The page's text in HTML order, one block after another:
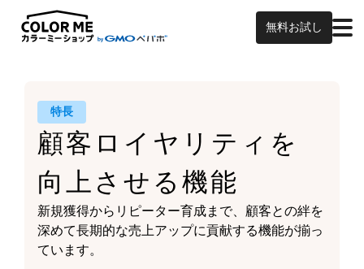
無料お試し
特長
顧客ロイヤリティを
向上させる機能
新規獲得からリピーター育成まで、 顧客との絆を
深めて長期的な売上アップに貢献する機能が揃っ
ています。